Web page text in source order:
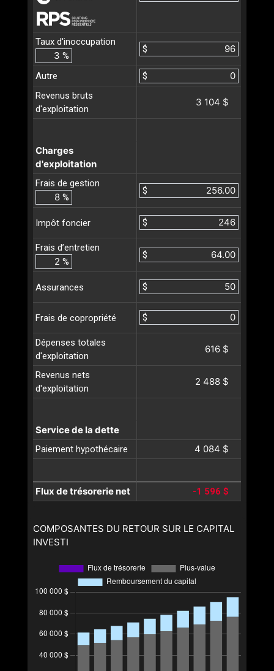
Taux d'inoccupation
%
$
Autre
$
Revenus bruts
d'exploitation
3 104 $
Charges
d'exploitation
Frais de gestion
%
$
Impôt foncier $
Frais d’entretien
%
$
Assurances $
Frais de copropriété $
Dépenses totales
d'exploitation
616 $
Revenus nets
d'exploitation
2 488 $
Service de la dette
Paiement hypothécaire 4 084 $
Flux de trésorerie net -1 596 $
COMPOSANTES DU RETOUR SUR LE CAPITAL
INVESTI